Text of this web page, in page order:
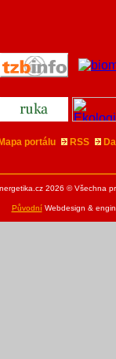
Mapa portálu RSS
2026 © Všechna
PůvodníWebdesign &